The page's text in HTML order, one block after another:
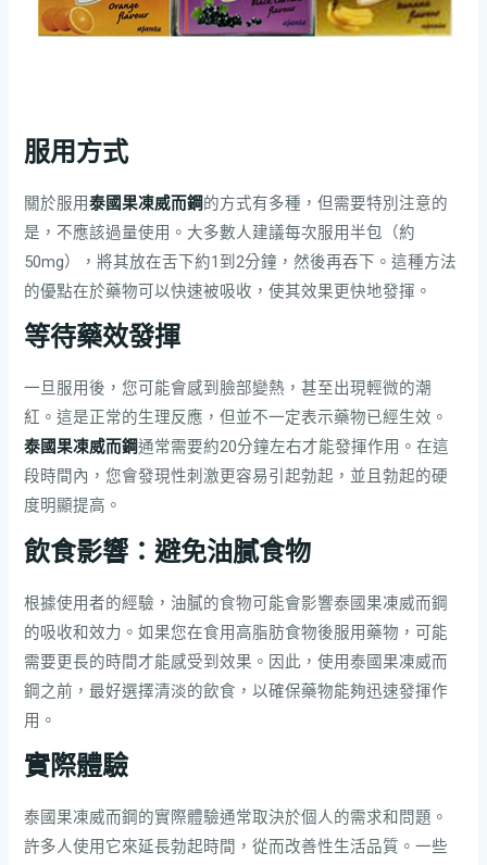
服用方式
關於服用泰國果凍威而鋼的方式有多種，但需要特別注意的
是，不應該過量使用。大多數人建議每次服用半包（約
50mg），將其放在舌下約1到2分鐘，然後再吞下。這種方法
的優點在於藥物可以快速被吸收，使其效果更快地發揮。
等待藥效發揮
一旦服用後，您可能會感到臉部變熱，甚至出現輕微的潮
紅。這是正常的生理反應，但並不一定表示藥物已經生效。
泰國果凍威而鋼通常需要約20分鐘左右才能發揮作用。在這
段時間內，您會發現性刺激更容易引起勃起，並且勃起的硬
度明顯提高。
飲食影響：避免油膩食物
根據使用者的經驗，油膩的食物可能會影響泰國果凍威而鋼
的吸收和效力。如果您在食用高脂肪食物後服用藥物，可能
需要更長的時間才能感受到效果。因此，使用泰國果凍威而
鋼之前，最好選擇清淡的飲食，以確保藥物能夠迅速發揮作
用。
實際體驗
泰國果凍威而鋼的實際體驗通常取決於個人的需求和問題。
許多人使用它來延長勃起時間，從而改善性生活品質。一些